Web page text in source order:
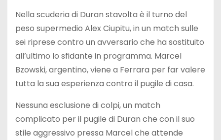
Nella scuderia di Duran stavolta è il turno del
peso supermedio Alex Ciupitu, in un match sulle
sei riprese contro un avversario che ha sostituito
all’ultimo lo sfidante in programma. Marcel
Bzowski, argentino, viene a Ferrara per far valere
tutta la sua esperienza contro il pugile di casa.
Nessuna esclusione di colpi, un match
complicato per il pugile di Duran che con il suo
stile aggressivo pressa Marcel che attende